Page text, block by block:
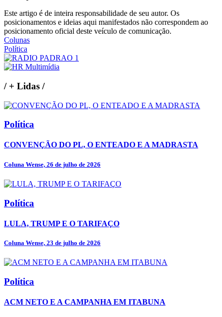
Este artigo é de inteira responsabilidade de seu autor. Os
posicionamentos e ideias aqui manifestados não correspondem ao
posicionamento oficial deste veículo de comunicação.
Colunas
Política
/+ Lidas /
Política
CONVENÇÃO DO PL, O ENTEADO E A MADRASTA
Coluna Wense, 26 de julho de 2026
Política
LULA, TRUMP E O TARIFAÇO
Coluna Wense, 23 de julho de 2026
Política
ACM NETO E A CAMPANHA EM ITABUNA